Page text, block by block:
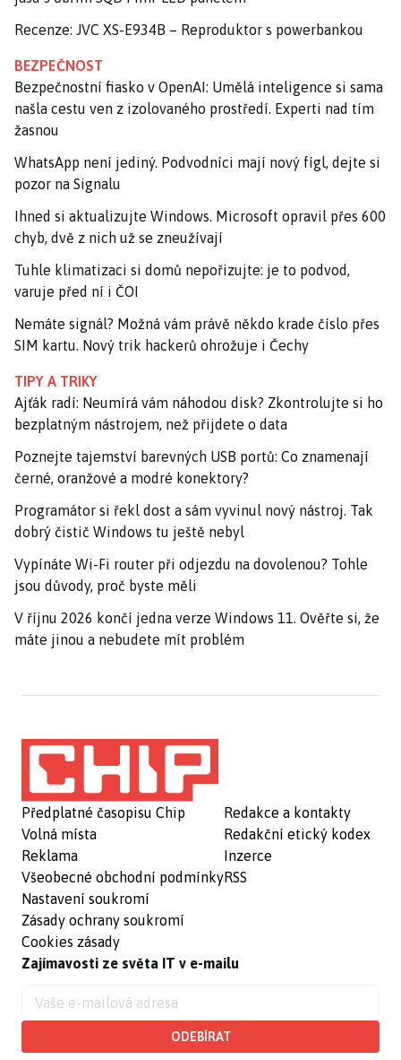
Recenze: JVC XS-E934B – Reproduktor s powerbankou
BEZPEČNOST
Bezpečnostní fiasko v OpenAI: Umělá inteligence si sama
našla cestu ven z izolovaného prostředí. Experti nad tím
žasnou
WhatsApp není jediný. Podvodníci mají nový fígl, dejte si
pozor na Signalu
Ihned si aktualizujte Windows. Microsoft opravil přes 600
chyb, dvě z nich už se zneužívají
Tuhle klimatizaci si domů nepořizujte: je to podvod,
varuje před ní i ČOI
Nemáte signál? Možná vám právě někdo krade číslo přes
SIM kartu. Nový trik hackerů ohrožuje i Čechy
TIPY A TRIKY
Ajťák radí: Neumírá vám náhodou disk? Zkontrolujte si ho
bezplatným nástrojem, než přijdete o data
Poznejte tajemství barevných USB portů: Co znamenají
černé, oranžové a modré konektory?
Programátor si řekl dost a sám vyvinul nový nástroj. Tak
dobrý čistič Windows tu ještě nebyl
Vypínáte Wi-Fi router při odjezdu na dovolenou? Tohle
jsou důvody, proč byste měli
V říjnu 2026 končí jedna verze Windows 11. Ověřte si, že
máte jinou a nebudete mít problém
Předplatné časopisu Chip
Volná místa
Reklama
Všeobecné obchodní podmínky
Nastavení soukromí
Zásady ochrany soukromí
Cookies zásady
Redakce a kontakty
Redakční etický kodex
Inzerce
RSS
Zajímavosti ze světa IT v e-mailu
ODEBÍRAT